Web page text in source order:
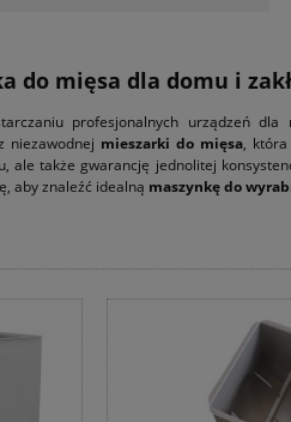
do mięsa dla domu i
profesjonalnych urządzeń dla
niezawodnej mieszarki do mięsa, która
ale także gwarancję jednolitej
aby znaleźć idealną maszynkę do